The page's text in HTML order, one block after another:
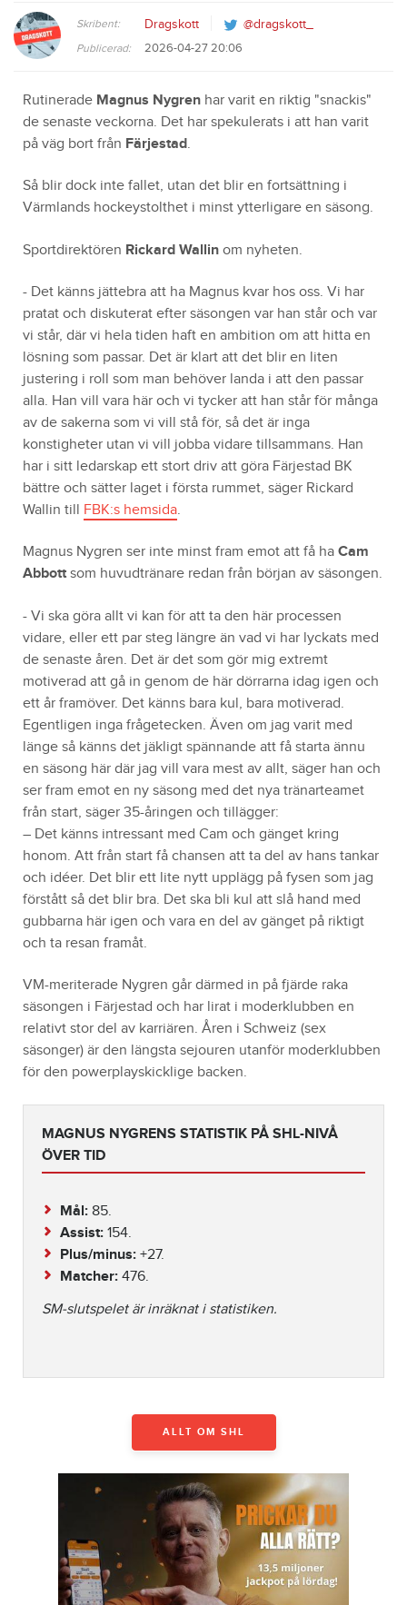
Skribent: Dragskott @dragskott_
Publicerad: 2026-04-27 20:06
Rutinerade Magnus Nygren har varit en riktig "snackis"
de senaste veckorna. Det har spekulerats i att han varit
på väg bort från Färjestad.
Så blir dock inte fallet, utan det blir en fortsättning i
Värmlands hockeystolthet i minst ytterligare en säsong.
Sportdirektören Rickard Wallin om nyheten.
- Det känns jättebra att ha Magnus kvar hos oss. Vi har
pratat och diskuterat efter säsongen var han står och var
vi står, där vi hela tiden haft en ambition om att hitta en
lösning som passar. Det är klart att det blir en liten
justering i roll som man behöver landa i att den passar
alla. Han vill vara här och vi tycker att han står för många
av de sakerna som vi vill stå för, så det är inga
konstigheter utan vi vill jobba vidare tillsammans. Han
har i sitt ledarskap ett stort driv att göra Färjestad BK
bättre och sätter laget i första rummet, säger Rickard
Wallin till FBK:s hemsida.
Magnus Nygren ser inte minst fram emot att få ha Cam
Abbott som huvudtränare redan från början av säsongen.
- Vi ska göra allt vi kan för att ta den här processen
vidare, eller ett par steg längre än vad vi har lyckats med
de senaste åren. Det är det som gör mig extremt
motiverad att gå in genom de här dörrarna idag igen och
ett år framöver. Det känns bara kul, bara motiverad.
Egentligen inga frågetecken. Även om jag varit med
länge så känns det jäkligt spännande att få starta ännu
en säsong här där jag vill vara mest av allt, säger han och
ser fram emot en ny säsong med det nya tränarteamet
från start, säger 35-åringen och tillägger:
– Det känns intressant med Cam och gänget kring
honom. Att från start få chansen att ta del av hans tankar
och idéer. Det blir ett lite nytt upplägg på fysen som jag
förstått så det blir bra. Det ska bli kul att slå hand med
gubbarna här igen och vara en del av gänget på riktigt
och ta resan framåt.
VM-meriterade Nygren går därmed in på fjärde raka
säsongen i Färjestad och har lirat i moderklubben en
relativt stor del av karriären. Åren i Schweiz (sex
säsonger) är den längsta sejouren utanför moderklubben
för den powerplayskicklige backen.
MAGNUS NYGRENS STATISTIK PÅ SHL-NIVÅ
ÖVER TID
Mål: 85.
Assist: 154.
Plus/minus: +27.
Matcher: 476.
SM-slutspelet är inräknat i statistiken.
ALLT OM SHL